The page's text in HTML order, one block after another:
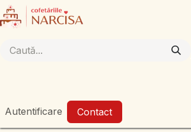
Sari la conținut
Autentificare Contact